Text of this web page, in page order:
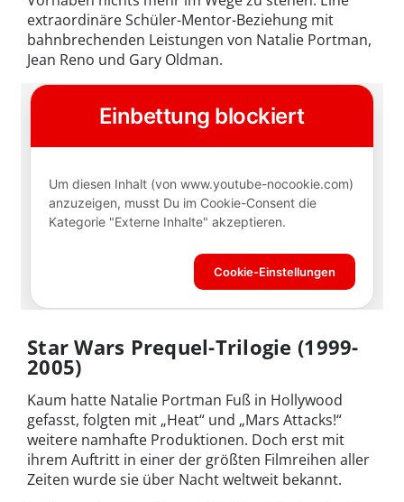
extraordinäre Schüler-Mentor-Beziehung mit
bahnbrechenden Leistungen von Natalie Portman,
Jean Reno und Gary Oldman.
Star Wars Prequel-Trilogie (1999-
2005)
Kaum hatte Natalie Portman Fuß in Hollywood
gefasst, folgten mit „Heat“ und „Mars Attacks!“
weitere namhafte Produktionen. Doch erst mit
ihrem Auftritt in einer der größten Filmreihen aller
Zeiten wurde sie über Nacht weltweit bekannt.